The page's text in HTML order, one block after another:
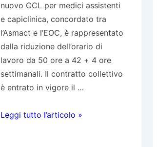
nuovo CCL per medici assistenti
e capiclinica, concordato tra
l’Asmact e l’EOC, è rappresentato
dalla riduzione dell’orario di
lavoro da 50 ore a 42 + 4 ore
settimanali. Il contratto collettivo
è entrato in vigore il …
42+2
Leggi tutto l’articolo »